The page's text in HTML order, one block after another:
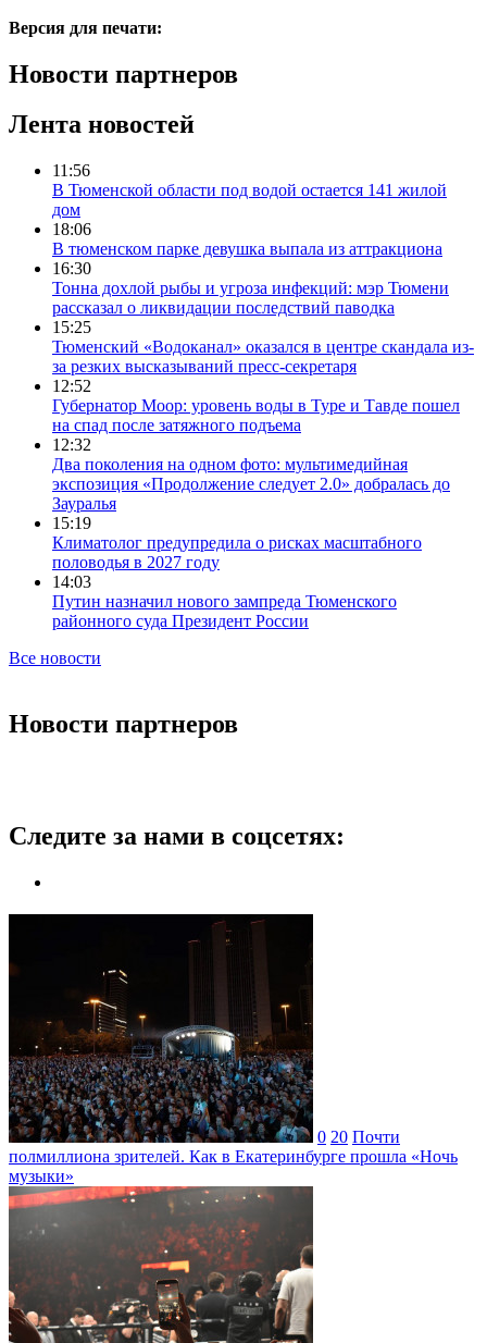
Версия для печати:
Новости партнеров
Лента новостей
11:56
В Тюменской области под водой остается 141 жилой
дом
18:06
В тюменском парке девушка выпала из аттракциона
16:30
Тонна дохлой рыбы и угроза инфекций: мэр Тюмени
рассказал о ликвидации последствий паводка
15:25
Тюменский «Водоканал» оказался в центре скандала из-
за резких высказываний пресс-секретаря
12:52
Губернатор Моор: уровень воды в Туре и Тавде пошел
на спад после затяжного подъема
12:32
Два поколения на одном фото: мультимедийная
экспозиция «Продолжение следует 2.0» добралась до
Зауралья
15:19
Климатолог предупредила о рисках масштабного
половодья в 2027 году
14:03
Путин назначил нового зампреда Тюменского
районного суда Президент России
Все новости
Новости партнеров
Следите за нами в соцсетях:
0 20 Почти
полмиллиона зрителей. Как в Екатеринбурге прошла «Ночь
музыки»